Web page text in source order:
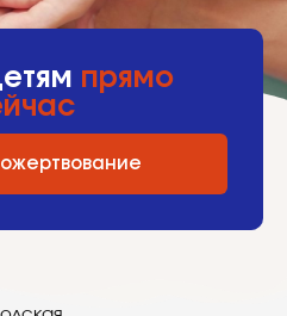
прямо